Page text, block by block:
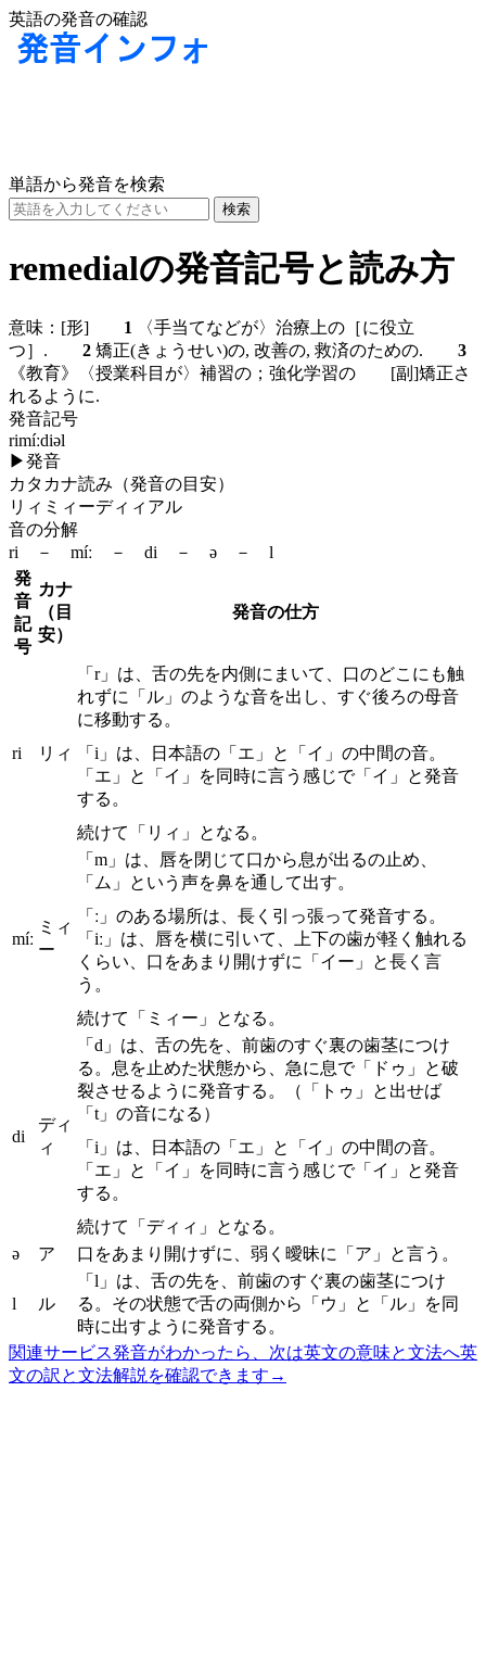
英語の発音の確認
単語から発音を検索
remedialの発音記号と読み方
意味： [形] 1
〈手当てなどが〉治療上の［に役立
つ］. 2 矯正(きょうせい)の, 改善の, 救済のための. 3
《教育》〈授業科目が〉補習の；強化学習の [副]矯正さ
れるように.
発音記号
rimíːdiəl
▶発音
カタカナ読み（発音の目安）
リィミィーディィアル
音の分解
ri － míː － di － ə － l
発
音
記
号
カナ
（目
安）
発音の仕方
ri リィ
「r」は、舌の先を内側にまいて、口のどこにも触
れずに「ル」のような音を出し、すぐ後ろの母音
に移動する。
「i」は、日本語の「エ」と「イ」の中間の音。
「エ」と「イ」を同時に言う感じで「イ」と発音
する。
続けて「リィ」となる。
míː
ミィ
ー
「m」は、唇を閉じて口から息が出るの止め、
「ム」という声を鼻を通して出す。
「ː」のある場所は、長く引っ張って発音する。
「iː」は、唇を横に引いて、上下の歯が軽く触れる
くらい、口をあまり開けずに「イー」と長く言
う。
続けて「ミィー」となる。
di
ディ
ィ
「d」は、舌の先を、前歯のすぐ裏の歯茎につけ
る。息を止めた状態から、急に息で「ドゥ」と破
裂させるように発音する。（「トゥ」と出せば
「t」の音になる）
「i」は、日本語の「エ」と「イ」の中間の音。
「エ」と「イ」を同時に言う感じで「イ」と発音
する。
続けて「ディィ」となる。
ə
ア 口をあまり開けずに、弱く曖昧に「ア」と言う。
l ル
「l」は、舌の先を、前歯のすぐ裏の歯茎につけ
る。その状態で舌の両側から「ウ」と「ル」を同
時に出すように発音する。
関連サービス発音がわかったら、次は英文の意味と文法へ英
文の訳と文法解説を確認できます →